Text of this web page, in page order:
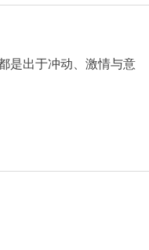
是出于冲动、激情与意